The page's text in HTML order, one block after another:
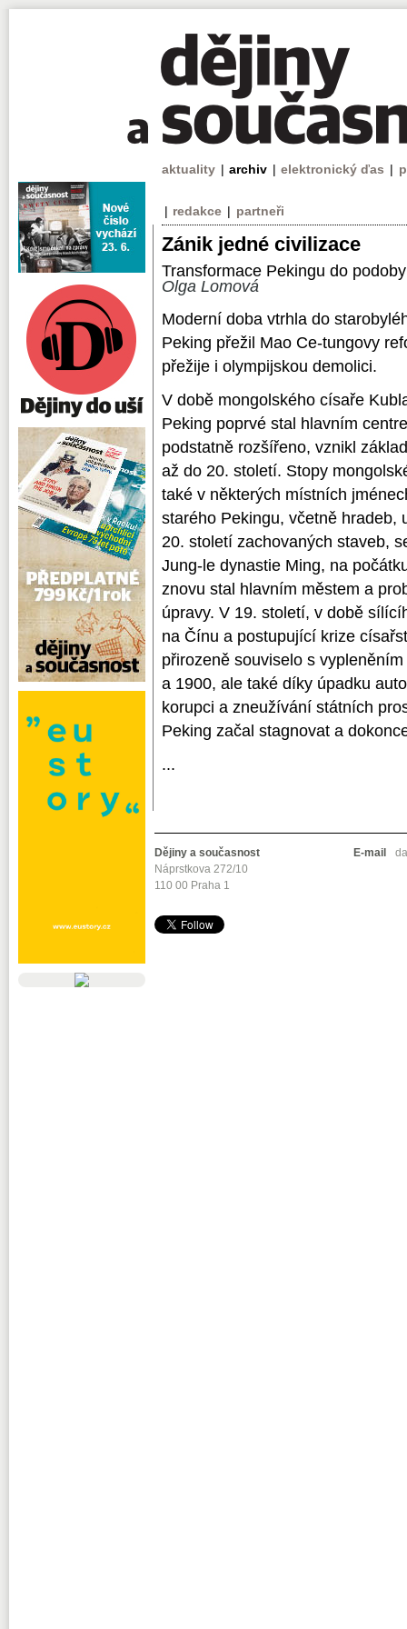
aktuality | archiv | elektronický ďas |
| redakce | partneři
Zánik jedné civilizace
Transformace Pekingu do
Olga Lomová
Moderní doba vtrhla do
Peking přežil Mao Ce-tungovy
přežije i olympijskou demolici.
V době mongolského císaře
Peking poprvé stal hlavním
podstatně rozšířeno, vznikl
až do 20. století. Stopy
také v některých místních
starého Pekingu, včetně hradeb,
20. století zachovaných staveb,
Jung-le dynastie Ming, na
znovu stal hlavním městem a
úpravy. V 19. století, v době
na Čínu a postupující krize
přirozeně souviselo s
a 1900, ale také díky úpadku
korupci a zneužívání státních
Peking začal stagnovat a
...
Dějiny a současnost
Náprstkova 272/10
110 00 Praha 1
E-mail